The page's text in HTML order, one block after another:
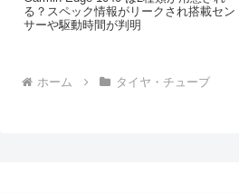
る？スペック情報がリークされ搭載セン
サーや駆動時間が判明
ホーム タイヤ・チューブ